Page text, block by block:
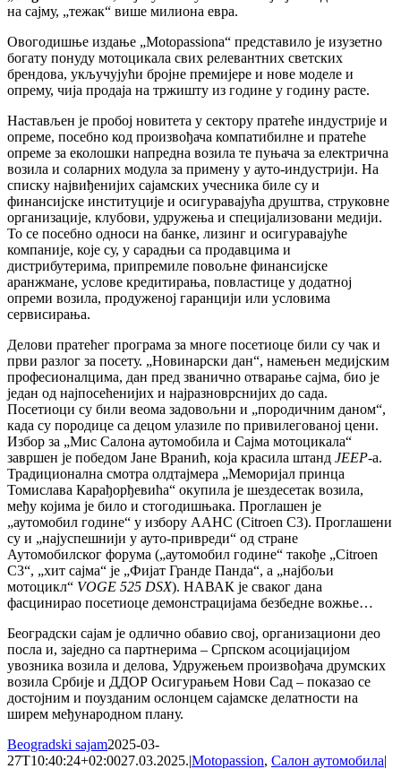
на сајму, „тежак“ више милиона евра.
Овогодишње издање „Motopassiona“ представило је изузетно
богату понуду мотоцикала свих релевантних светских
брендова, укључујући бројне премијере и нове моделе и
опрему, чија продаја на тржишту из године у годину расте.
Настављен је пробој новитета у сектору пратеће индустрије и
опреме, посебно код произвођача компатибилне и пратеће
опреме за еколошки напредна возила те пуњача за електрична
возила и соларних модула за примену у ауто-индустрији. На
списку највиђенијих сајамских учесника биле су и
финансијске институције и осигуравајућа друштва, струковне
организације, клубови, удружења и специјализовани медији.
То се посебно односи на банке, лизинг и осигуравајуће
компаније, које су, у сарадњи са продавцима и
дистрибутерима, припремиле повољне финансијске
аранжмане, услове кредитирања, повластице у додатној
опреми возила, продуженој гаранцији или условима
сервисирања.
Делови пратећег програма за многе посетиоце били су чак и
први разлог за посету. „Новинарски дан“, намењен медијским
професионалцима, дан пред званично отварање сајма, био је
један од најпосећенијих и најразноврснијих до сада.
Посетиоци су били веома задовољни и „породичним даном“,
када су породице са децом улазиле по привилегованој цени.
Избор за „Мис Салона аутомобила и Сајма мотоцикала“
завршен је победом Јане Вранић, која красила штанд JEEP-а.
Традиционална смотра олдтајмера „Меморијал принца
Томислава Карађорђевића“ окупила је шездесетак возила,
међу којима је било и стогодишњака. Проглашен је
„аутомобил године“ у избору ААНС (Citroen C3). Проглашени
су и „најуспешнији у ауто-привреди“ од стране
Аутомобилског форума („аутомобил године“ такође „Citroen
C3“, „хит сајма“ је „Фијат Гранде Панда“, а „најбољи
мотоцикл“ VOGE 525 DSX). НАВАК је сваког дана
фасцинирао посетиоце демонстрацијама безбедне вожње…
Београдски сајам је одлично обавио свој, организациони део
посла и, заједно са партнерима – Српском асоцијацијом
увозника возила и делова, Удружењем произвођача друмских
возила Србије и ДДОР Осигурањем Нови Сад – показао се
достојним и поузданим ослонцем сајамске делатности на
ширем међународном плану.
Beogradski sajam2025-03-
27T10:40:24+02:0027.03.2025.|Motopassion, Салон аутомобила|